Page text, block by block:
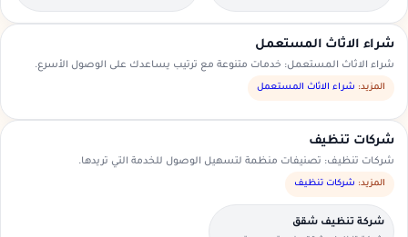
العروض المتاحة في منطقتك.
للطلبات العاجلة والحجوزات المسبقة.
شراء الاثاث المستعمل
شراء الاثاث المستعمل: خدمات متنوعة مع ترتيب يساعدك على الوصول الأسرع.
المزيد: شراء الاثاث المستعمل
شركات تنظيف
شركات تنظيف: تصنيفات منظمة لتسهيل الوصول للخدمة التي تريدها.
المزيد: شركات تنظيف
شركة تنظيف شقق